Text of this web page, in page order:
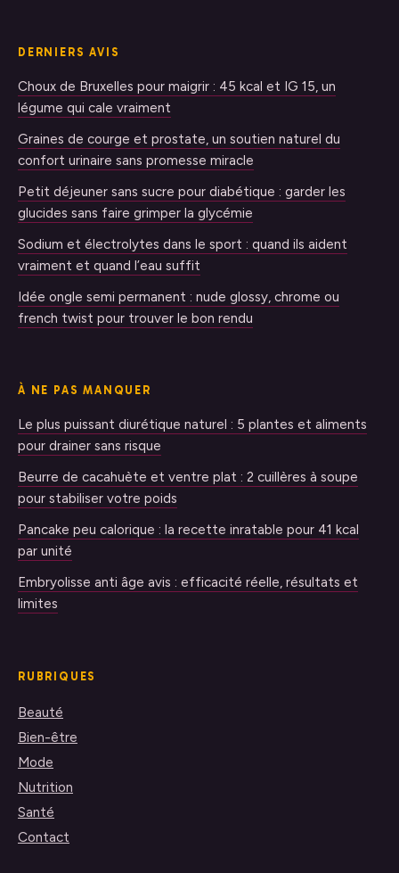
DERNIERS AVIS
Choux de Bruxelles pour maigrir : 45 kcal et IG 15, un
légume qui cale vraiment
Graines de courge et prostate, un soutien naturel du
confort urinaire sans promesse miracle
Petit déjeuner sans sucre pour diabétique : garder les
glucides sans faire grimper la glycémie
Sodium et électrolytes dans le sport : quand ils aident
vraiment et quand l’eau suffit
Idée ongle semi permanent : nude glossy, chrome ou
french twist pour trouver le bon rendu
À NE PAS MANQUER
Le plus puissant diurétique naturel : 5 plantes et aliments
pour drainer sans risque
Beurre de cacahuète et ventre plat : 2 cuillères à soupe
pour stabiliser votre poids
Pancake peu calorique : la recette inratable pour 41 kcal
par unité
Embryolisse anti âge avis : efficacité réelle, résultats et
limites
RUBRIQUES
Beauté
Bien-être
Mode
Nutrition
Santé
Contact